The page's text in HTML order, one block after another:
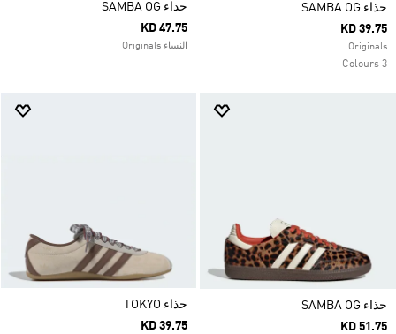
حذاء SAMBA OG
KD 39.75
Originals
3 Colours
حذاء SAMBA OG
KD 47.75
النساء Originals
حذاء SAMBA OG
KD 51.75
حذاء TOKYO
KD 39.75